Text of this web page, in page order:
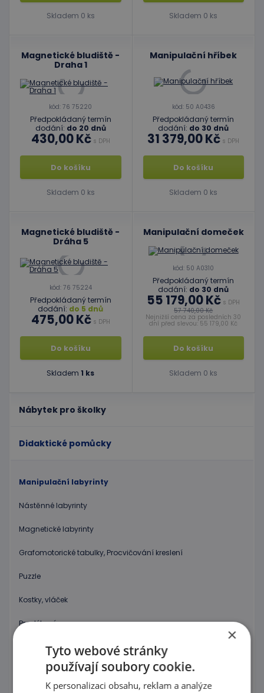
Nábytek pro školky
Didaktické pomůcky
Manipulační labyrinty
Nástěnné labyrinty
Magnetické labyrinty
Grafomotorické tabulky, Procvičování kreslení
Puzzle
Kostky, vláček
Provlékaní
Korálky Hama
Procvičování základních zručností
Skladem 0 ks Skladem 0 ks
Magnetické bludiště -
Draha 1
kód: 76 75220
Předpokládaný termín
dodání: do 20 dnů
430,00 Kčs DPH
Do košíku
Skladem 0 ks
Manipulační hříbek
kód: 50 A0436
Předpokládaný termín
dodání: do 30 dnů
31 379,00 Kč s DPH
Do košíku
Skladem 0 ks
Magnetické bludiště -
Dráha 5
kód: 76 75224
Předpokládaný termín
dodání: do 5 dnů
475,00 Kčs DPH
Do košíku
Skladem 1 ks
Manipulační domeček
kód: 50 A0310
Předpokládaný termín
dodání: do 30 dnů
55 179,00 Kč s DPH
57 740,00 Kč
Nejnižší cena za posledních 30
dní před slevou: 55 179,00 Kč
Do košíku
Skladem 0 ks
×
Tyto webové stránky
používají soubory cookie.
K personalizaci obsahu, reklam a analýze